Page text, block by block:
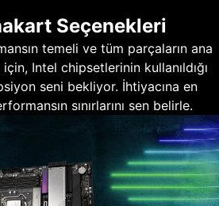
Seçenekleri
temeli ve tüm parçaların ana
Intel chipsetlerinin kullanıldığı
seni bekliyor. İhtiyacına en
sınırlarını sen belirle.